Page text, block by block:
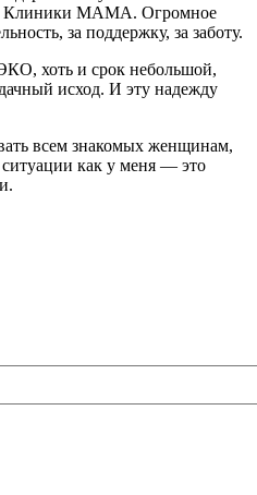
Клиники МАМА. Огромное
за поддержку, за заботу.
хоть и срок небольшой,
исход. И эту надежду
всем знакомых женщинам,
как у меня — это